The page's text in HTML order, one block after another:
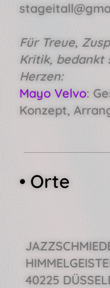
Für Treue,
Kritik, bedankt
Herzen:
Mayo Velvo:
Konzept,
• Orte
40225